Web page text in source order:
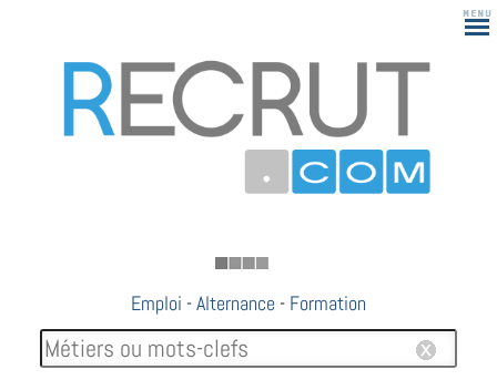
183
Emploi -Alternance - Formation